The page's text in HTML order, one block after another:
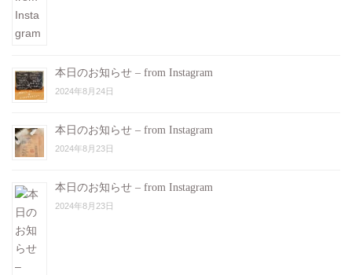
本日のお知らせ – from Instagram
2024年8月24日
本日のお知らせ – from Instagram
2024年8月23日
本日のお知らせ – from Instagram
2024年8月23日